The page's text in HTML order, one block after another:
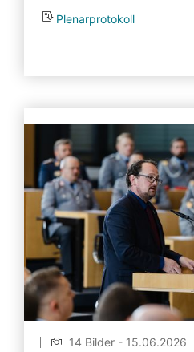
Plenarprotokoll
14 Bilder - 15.06.2026